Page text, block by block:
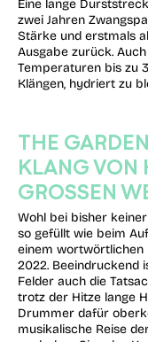
Eine lange
zwei Jahren
Stärke und erstmals
Ausgabe zurück.
Temperaturen bis zu
Klängen, hydriert zu
THE
KLANG VON
GROSSEN
Wohl bei bisher
so gefüllt wie beim
einem wortwörtlichen
2022. Beeindruckend
Felder auch die
trotz der Hitze lange
Drummer dafür
musikalische Reise